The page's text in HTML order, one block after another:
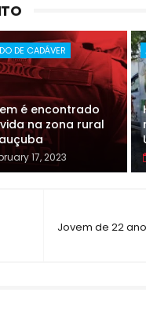
DE CADÁVER
é encontrado
na zona rural
17, 2023
Jovem de 22